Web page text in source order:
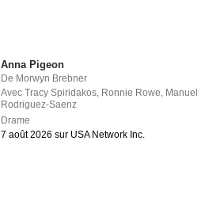
Anna Pigeon
De Morwyn Brebner
AvecTracy Spiridakos Ronnie Rowe Manuel
Rodriguez-Saenz
Drame
7 août 2026 sur USA Network Inc.